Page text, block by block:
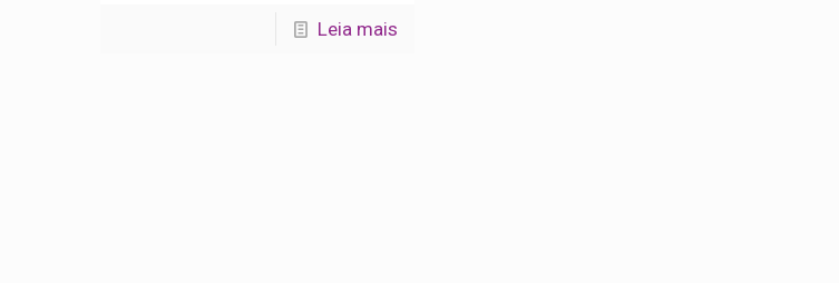
Leia mais